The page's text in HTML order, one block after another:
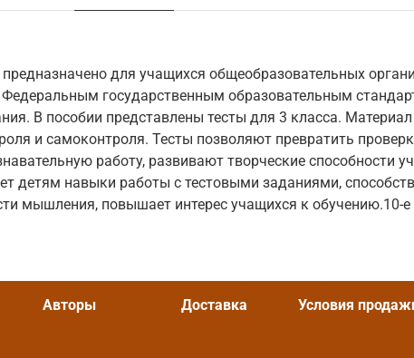
для учащихся общеобразовательных
Федеральным государственным образовательным
В пособии представлены тесты для 3 класса.
и самоконтроля. Тесты позволяют превратить
работу, развивают творческие способности
детям навыки работы с тестовыми заданиями,
мышления, повышает интерес учащихся к обучению.10-е
Авторы Доставка Условия